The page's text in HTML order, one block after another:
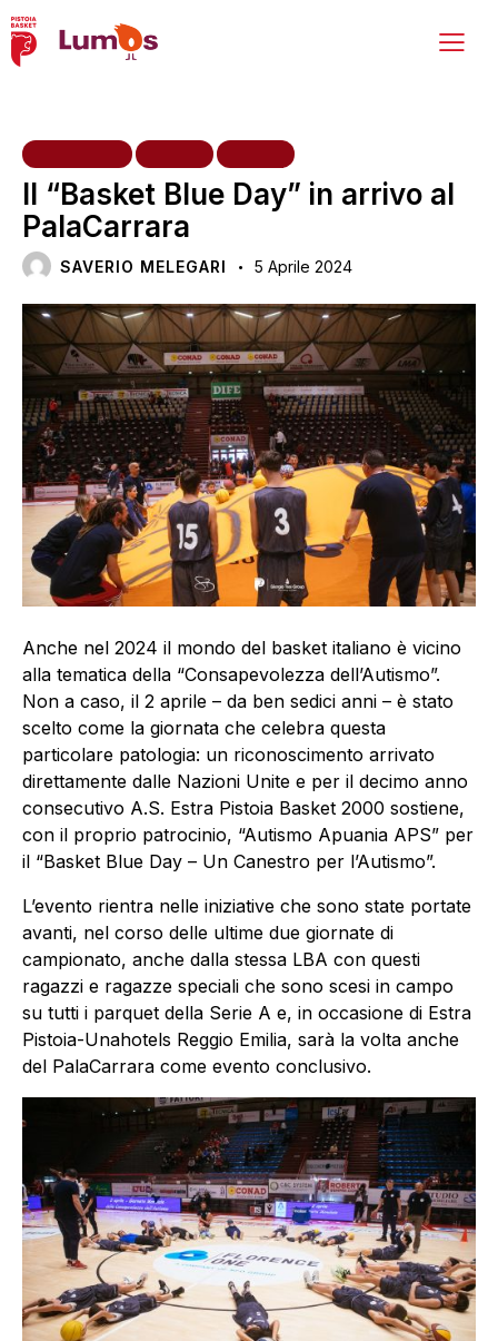
Il “Basket Blue Day” in arrivo al
PalaCarrara
SAVERIO MELEGARI 5 Aprile 2024
Anche nel 2024 il mondo del basket italiano è vicino
alla tematica della “Consapevolezza dell’Autismo”.
Non a caso, il 2 aprile – da ben sedici anni – è stato
scelto come la giornata che celebra questa
particolare patologia: un riconoscimento arrivato
direttamente dalle Nazioni Unite e per il decimo anno
consecutivo A.S. Estra Pistoia Basket 2000 sostiene,
con il proprio patrocinio, “Autismo Apuania APS” per
il “Basket Blue Day – Un Canestro per l’Autismo”.
L’evento rientra nelle iniziative che sono state portate
avanti, nel corso delle ultime due giornate di
campionato, anche dalla stessa LBA con questi
ragazzi e ragazze speciali che sono scesi in campo
su tutti i parquet della Serie A e, in occasione di Estra
Pistoia-Unahotels Reggio Emilia, sarà la volta anche
del PalaCarrara come evento conclusivo.